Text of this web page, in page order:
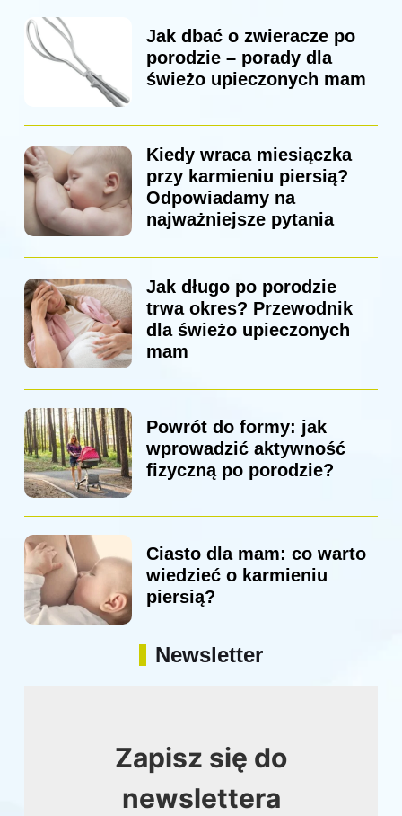
Jak dbać o zwieracze po
porodzie – porady dla
świeżo upieczonych mam
Kiedy wraca miesiączka
przy karmieniu piersią?
Odpowiadamy na
najważniejsze pytania
Jak długo po porodzie
trwa okres? Przewodnik
dla świeżo upieczonych
mam
Powrót do formy: jak
wprowadzić aktywność
fizyczną po porodzie?
Ciasto dla mam: co warto
wiedzieć o karmieniu
piersią?
Newsletter
Zapisz się do
newslettera